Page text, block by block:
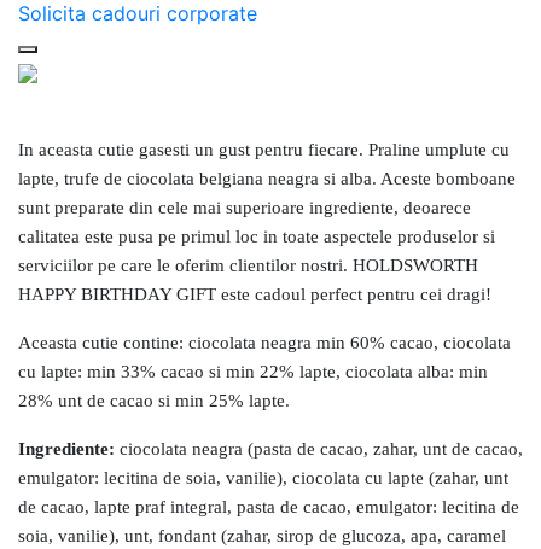
Solicita cadouri corporate
In aceasta cutie gasesti un gust pentru fiecare. Praline umplute cu
lapte, trufe de ciocolata belgiana neagra si alba. Aceste bomboane
sunt preparate din cele mai superioare ingrediente, deoarece
calitatea este pusa pe primul loc in toate aspectele produselor si
serviciilor pe care le oferim clientilor nostri. HOLDSWORTH
HAPPY BIRTHDAY GIFT este cadoul perfect pentru cei dragi!
Aceasta cutie contine: ciocolata neagra min 60% cacao, ciocolata
cu lapte: min 33% cacao si min 22% lapte, ciocolata alba: min
28% unt de cacao si min 25% lapte.
Ingrediente: ciocolata neagra (pasta de cacao, zahar, unt de cacao,
emulgator: lecitina de soia, vanilie), ciocolata cu lapte (zahar, unt
de cacao, lapte praf integral, pasta de cacao, emulgator: lecitina de
soia, vanilie), unt, fondant (zahar, sirop de glucoza, apa, caramel